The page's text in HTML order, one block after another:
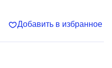
Добавить в избранное